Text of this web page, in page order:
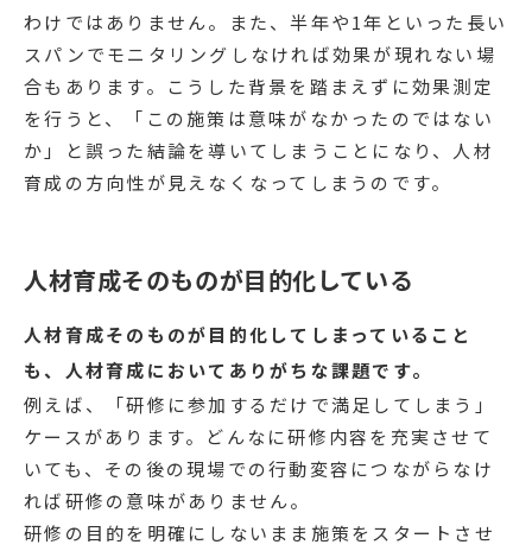
わけではありません。また、半年や1年といった長い
スパンでモニタリングしなければ効果が現れない場
合もあります。こうした背景を踏まえずに効果測定
を行うと、「この施策は意味がなかったのではない
か」と誤った結論を導いてしまうことになり、人材
育成の方向性が見えなくなってしまうのです。
人材育成そのものが目的化している
人材育成そのものが目的化してしまっていること
も、人材育成においてありがちな課題です。
例えば、「研修に参加するだけで満足してしまう」
ケースがあります。どんなに研修内容を充実させて
いても、その後の現場での行動変容につながらなけ
れば研修の意味がありません。
研修の目的を明確にしないまま施策をスタートさせ